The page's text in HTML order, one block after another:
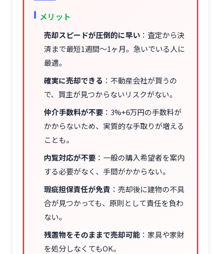
メリット
売却スピードが圧倒的に早い ：査定から決
済まで最短1週間～1ヶ月。急いでいる人に
最適。
確実に売却できる ：不動産会社が買うの
で、買主が見つからないリスクがない。
仲介手数料が不要 ：3%+6万円の手数料が
かからないため、実質的な手取りが増える
ことも。
内覧対応が不要 ：一般の購入希望者を案内
する必要がなく、手間がかからない。
瑕疵担保責任が免責 ：売却後に建物の不具
合が見つかっても、原則として責任を負わ
ない。
残置物をそのままで売却可能 ：家具や家財
を処分しなくてもOK。